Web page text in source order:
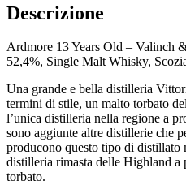
Descrizione
Ardmore 13 Years Old – Valinch
52,4%, Single Malt Whisky,
Una grande e bella distilleria
termini di stile, un malto torbato
l’unica distilleria nella regione a
sono aggiunte altre distillerie che
producono questo tipo di distillato
distilleria rimasta delle Highland a
torbato.